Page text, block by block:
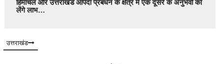
हिमाचल और उत्तराखंड आपदा प्रबंधन के क्षेत्र में एक दूसरे के अनुभवों का
लेंगे लाभ…
उत्तराखंड